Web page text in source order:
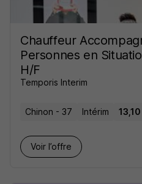
Chauffeur
Personnes en
H/F
Temporis Interim
Chinon - 37 Intérim
Voir l’offre